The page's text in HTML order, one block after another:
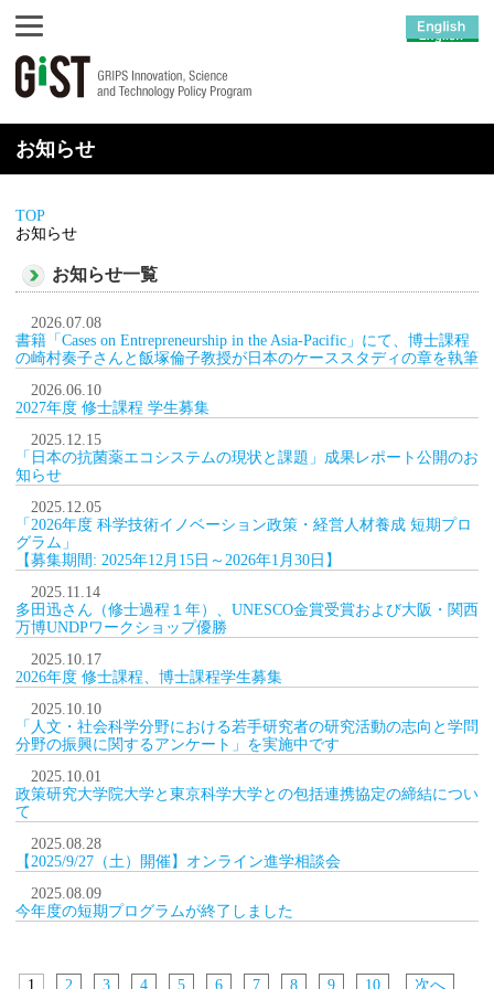
お知らせ
TOP
お知らせ
お知らせ一覧
2026.07.08
書籍「Cases on Entrepreneurship in the Asia-Pacific」にて、博士課程
の崎村奏子さんと飯塚倫子教授が日本のケーススタディの章を執筆
2026.06.10
2027年度 修士課程 学生募集
2025.12.15
「日本の抗菌薬エコシステムの現状と課題」成果レポート公開のお
知らせ
2025.12.05
「2026年度 科学技術イノベーション政策・経営人材養成 短期プロ
グラム」
【募集期間: 2025年12月15日～2026年1月30日】
2025.11.14
多田迅さん（修士過程１年）、UNESCO金賞受賞および大阪・関西
万博UNDPワークショップ優勝
2025.10.17
2026年度 修士課程、博士課程学生募集
2025.10.10
「人文・社会科学分野における若手研究者の研究活動の志向と学問
分野の振興に関するアンケート」を実施中です
2025.10.01
政策研究大学院大学と東京科学大学との包括連携協定の締結につい
て
2025.08.28
【2025/9/27（土）開催】オンライン進学相談会
2025.08.09
今年度の短期プログラムが終了しました
1 2 3 4 5 6 7 8 9 10 次へ